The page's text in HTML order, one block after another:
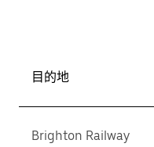
目的地
Brighton Railway